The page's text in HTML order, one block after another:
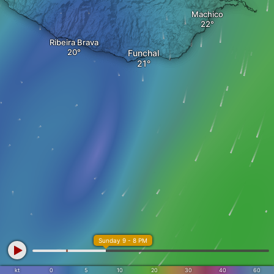
Funchal
Ribeira Brava
Machico
kt 0 5 10 20 30 40 60
Sunday 9 - 8 PM